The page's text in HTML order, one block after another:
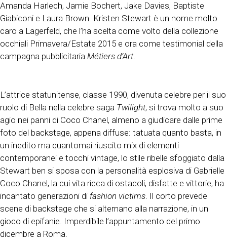
Amanda Harlech, Jamie Bochert, Jake Davies, Baptiste
Giabiconi e Laura Brown. Kristen Stewart è un nome molto
caro a Lagerfeld, che l’ha scelta come volto della collezione
occhiali Primavera/Estate 2015 e ora come testimonial della
campagna pubblicitaria Métiers d’Art.
L’attrice statunitense, classe 1990, divenuta celebre per il suo
ruolo di Bella nella celebre saga Twilight, si trova molto a suo
agio nei panni di Coco Chanel, almeno a giudicare dalle prime
foto del backstage, appena diffuse: tatuata quanto basta, in
un inedito ma quantomai riuscito mix di elementi
contemporanei e tocchi vintage, lo stile ribelle sfoggiato dalla
Stewart ben si sposa con la personalità esplosiva di Gabrielle
Coco Chanel, la cui vita ricca di ostacoli, disfatte e vittorie, ha
incantato generazioni di fashion victims . Il corto prevede
scene di backstage che si alternano alla narrazione, in un
gioco di epifanie. Imperdibile l’appuntamento del primo
dicembre a Roma.